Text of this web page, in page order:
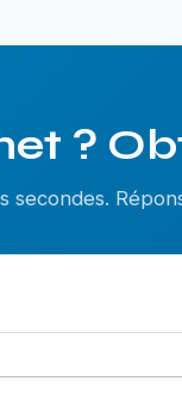
?
secondes.